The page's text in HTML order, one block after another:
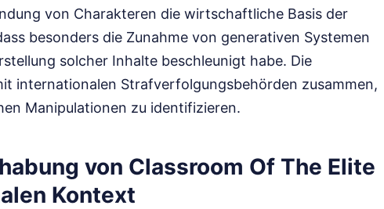
von Charakteren die wirtschaftliche Basis der
besonders die Zunahme von generativen Systemen
solcher Inhalte beschleunigt habe. Die
internationalen Strafverfolgungsbehörden zusammen,
Manipulationen zu identifizieren.
von Classroom Of The Elite
Kontext